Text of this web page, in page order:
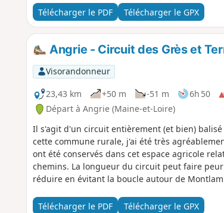
Télécharger le PDF Télécharger le GPX
Angrie - Circuit des Grès et
Visorandonneur
23,43 km
+50 m -51 m 6h 50
Départ à Angrie (Maine-et-Loire)
Il s'agit d'un circuit entièrement (et bien)
cette commune rurale, j'ai été très
ont été conservés dans cet espace agricole
chemins. La longueur du circuit peut faire
réduire en évitant la boucle autour de
Télécharger le PDF Télécharger le GPX